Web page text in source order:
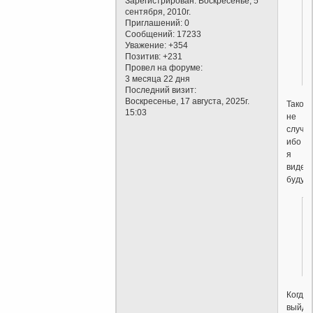
сентября, 2010г.
Приглашений: 0
Сообщений: 17233
Уважение: +354
Позитив: +231
Провел на форуме:
3 месяца 22 дня
Последний визит:
Воскресенье, 17 августа, 2025г.
15:03
Такого
не
ибо
я
видел
Когда